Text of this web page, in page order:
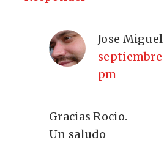
Jose Miguel
septiembre
pm
Gracias Rocio.
Un saludo